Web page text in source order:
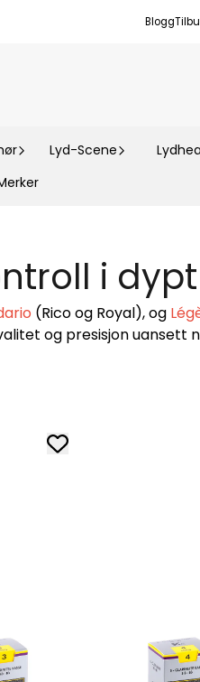
Blogg
Lyd-Scene
i
(Rico og Royal), og
og presisjon uansett